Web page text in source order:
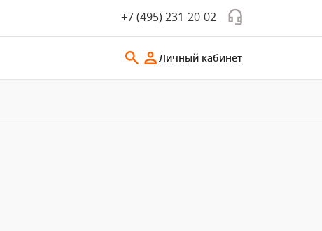
+7 (495) 231-20-02
Личный кабинет